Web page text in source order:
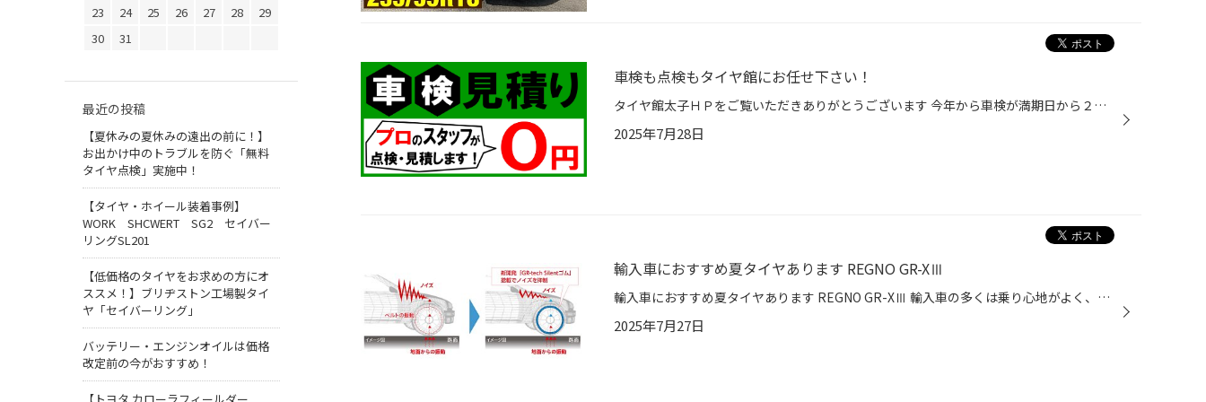
車検も点検もタイヤ館にお任せ下さい！
タイヤ館太子ＨＰをご覧いただきありがとうございます 今年から車検が満期日から２ヶ月前から検査できるようになりました。 混雑が予想される時期に満期の方は早めに検査されるのをおススメします！ ！！タイヤ館太子では車検無料見積り実施中！！ タイヤ館の車検検査は その検査にて『交換が必要な...
2025年7月28日
輸入車におすすめ夏タイヤあります REGNO GR-XⅢ
輸入車におすすめ夏タイヤあります REGNO GR-XⅢ 輸入車の多くは乗り心地がよく、運転中も快適に過ごせます。日本車に比べて加速がスムーズでハンドル操作しやすく、走りそのものを楽しめる点が特徴。価格帯も日本車より高めに設定されているため、オーナーには品質やデザイン性のよい物を好む方が多...
2025年7月27日
23 24 25 26 27 28
29
30
31
最近の投稿
【夏休みの夏休みの遠出の前に！】
お出かけ中のトラブルを防ぐ「無料
タイヤ点検」実施中！
【タイヤ・ホイール装着事例】
WORK SHCWERT SG2 セイバー
リングSL201
【低価格のタイヤをお求めの方にオ
ススメ！】ブリヂストン工場製タイ
ヤ「セイバーリング」
バッテリー・エンジンオイルは価格
改定前の今がおすすめ！